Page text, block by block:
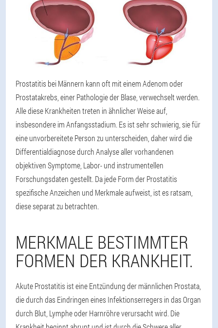
Prostatitis bei Männern kann oft mit einem Adenom oder
Prostatakrebs, einer Pathologie der Blase, verwechselt werden.
Alle diese Krankheiten treten in ähnlicher Weise auf,
insbesondere im Anfangsstadium. Es ist sehr schwierig, sie für
eine unvorbereitete Person zu unterscheiden, daher wird die
Differentialdiagnose durch Analyse aller vorhandenen
objektiven Symptome, Labor- und instrumentellen
Forschungsdaten gestellt. Da jede Form der Prostatitis
spezifische Anzeichen und Merkmale aufweist, ist es ratsam,
diese separat zu betrachten.
MERKMALE BESTIMMTER
FORMEN DER KRANKHEIT.
Akute Prostatitis ist eine Entzündung der männlichen Prostata,
die durch das Eindringen eines Infektionserregers in das Organ
durch Blut, Lymphe oder Harnröhre verursacht wird. Die